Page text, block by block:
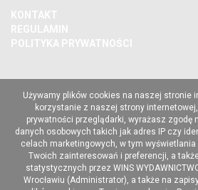
KONTAKT
REGULAMIN
POLITYKA PRYWATNOŚCI
Używamy plików cookies na naszej stronie
korzystanie z naszej strony
prywatności przeglądarki, wyrażasz zgodę
danych osobowych takich jak adres IP czy
celach marketingowych, w tym
Twoich zainteresowań i preferencji, a
statystycznych przez WINS
Wrocławiu (Administrator), a także na